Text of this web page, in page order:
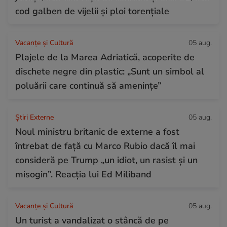
cod galben de vijelii și ploi torențiale
Vacanțe și Cultură 05 aug.
Plajele de la Marea Adriatică, acoperite de
dischete negre din plastic: „Sunt un simbol al
poluării care continuă să amenințe”
Știri Externe 05 aug.
Noul ministru britanic de externe a fost
întrebat de față cu Marco Rubio dacă îl mai
consideră pe Trump „un idiot, un rasist și un
misogin”. Reacția lui Ed Miliband
Vacanțe și Cultură 05 aug.
Un turist a vandalizat o stâncă de pe